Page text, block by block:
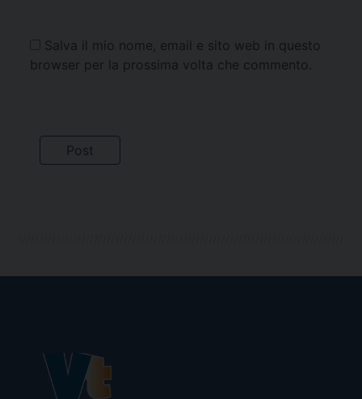
Salva il mio nome, email e sito web in questo
browser per la prossima volta che commento.